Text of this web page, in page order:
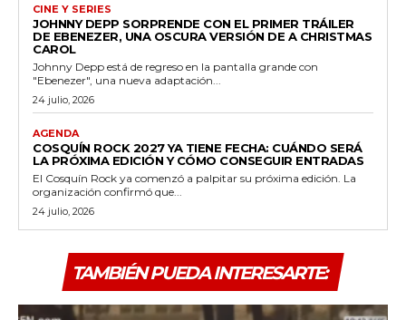
CINE Y SERIES
JOHNNY DEPP SORPRENDE CON EL PRIMER TRÁILER
DE EBENEZER, UNA OSCURA VERSIÓN DE A CHRISTMAS
CAROL
Johnny Depp está de regreso en la pantalla grande con
"Ebenezer", una nueva adaptación...
24 julio, 2026
AGENDA
COSQUÍN ROCK 2027 YA TIENE FECHA: CUÁNDO SERÁ
LA PRÓXIMA EDICIÓN Y CÓMO CONSEGUIR ENTRADAS
El Cosquín Rock ya comenzó a palpitar su próxima edición. La
organización confirmó que...
24 julio, 2026
TAMBIÉN PUEDA INTERESARTE: